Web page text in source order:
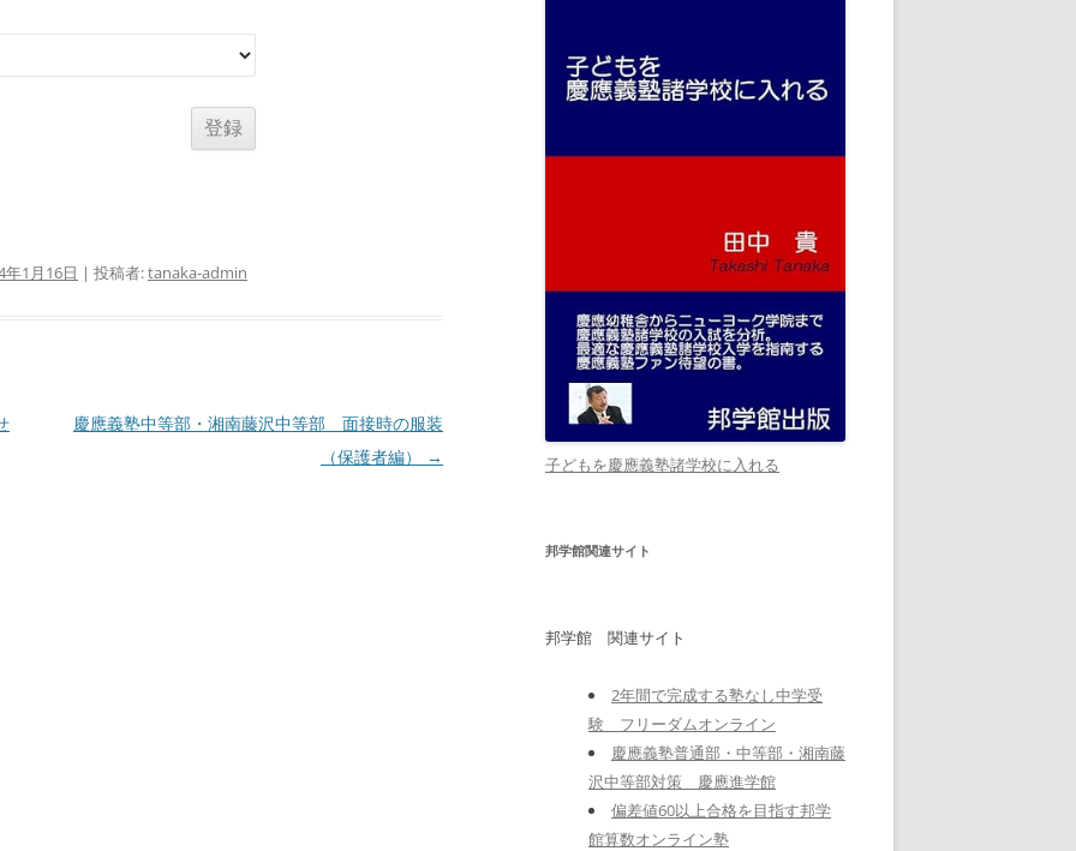
年1月16日 | 投稿者:tanaka-admin
慶應義塾中等部・湘南藤沢中等部 面接時の服装
（保護者編）
→ 子どもを慶應義塾諸学校に入れる
邦学館関連サイト
邦学館 関連サイト
2年間で完成する塾なし中学受
験 フリーダムオンライン
慶應義塾普通部・中等部・湘南藤
沢中等部対策 慶應進学館
偏差値60以上合格を目指す邦学
館算数オンライン塾